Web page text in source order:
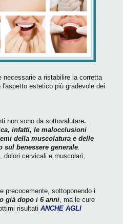
necessarie a ristabilire la corretta
estetico più gradevole dei
non sono da sottovalutare.
infatti, le malocclusioni
della muscolatura e delle
benessere generale
cervicali e muscolari,
precocemente, sottoponendo i
già dopo i 6 anni , ma le cure
risultati ANCHE AGLI